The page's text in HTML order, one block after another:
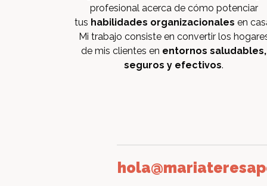
profesional acerca de cómo potenciar
tus habilidades organizacionales en
Mi trabajo consiste en convertir los
de mis clientes en entornos saludables,
seguros y efectivos.